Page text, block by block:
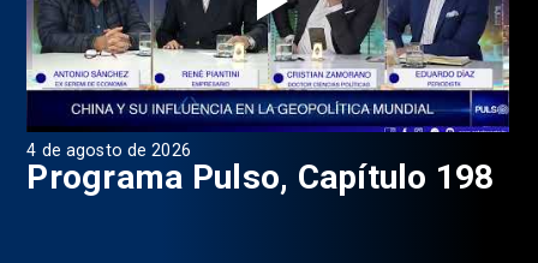
4 de agosto de 2026
Programa Pulso, Capítulo 198